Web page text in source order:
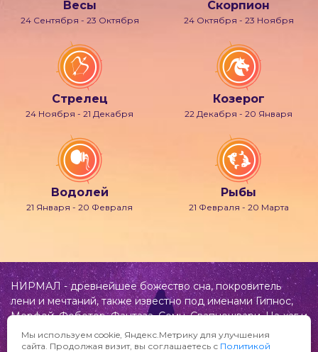
Весы
24 Сентября - 23 Октября
Скорпион
24 Октября - 23 Ноября
Стрелец
24 Ноября - 21 Декабря
Козерог
22 Декабря - 20 Января
Водолей
21 Января - 20 Февраля
Рыбы
21 Февраля - 20 Марта
НИРМАЛ - древнейшее божество сна, покровитель
лени и мечтаний, также известно под именами Гипнос,
Морфей, Фобетор, Фантаза, Сомн, Свапнещвари, На-хаг и
др.Мы используем cookie, Яндекс.Метрику для улучшения
сайта. Продолжая визит, вы соглашаетесь с Политикой